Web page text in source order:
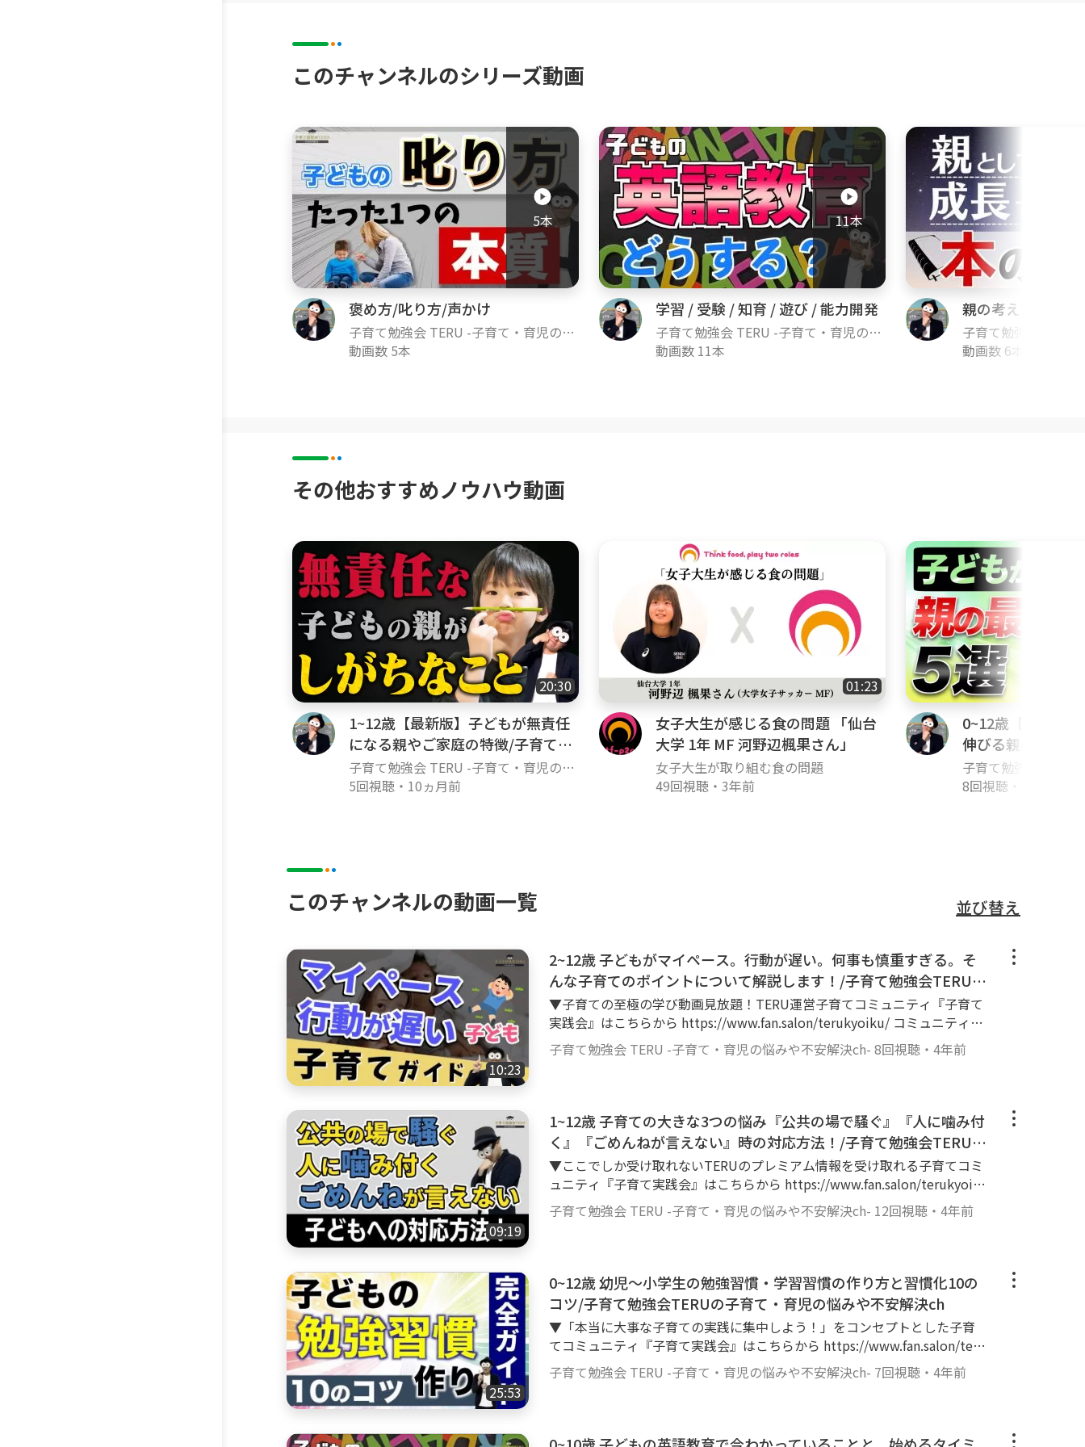
中。
お世話になってきた幼児教室に迷惑をかけないために、SNSやYouTubeではゴーグルをつけ
発信しています😊
▼チャンネルで伝えていきたい想い
子育て・育児の勉強の方法は世の中にたくさんあります。赤ちゃん(乳児)〜幼児、小学生以降
の子育て・育児も含めて、いろんな学びはありますが、私はただ学べば良いわけではないと思
っています。学び＋心の安定を大切にしながら情報を得ていくことで、親子ともに無理のな
い。でもベストな成長を実現できると考えています。そんな親子の心を大切にしながら子育
て・育児について学び、不安や悩みを解消していける情報を発信していけるよう頑張ります！
▼このチャンネルの合言葉
『できる限りできる範囲で』
きる範囲で子どもと関わっていく。その方が子どもも安心できますし、親の不安も少しずつ解
・子育て・育児に自信がなくて不安や悩みを抱えているという方
・子どもの成長のためにできることを知りたいという方
・子育て・育児との向き合い方を知り、不安や悩みを解消したいという方
・子どものことを理解して良いコミュニケーションを取っていきたいという方
・育児の負担を減らしていきたいという方
・家庭でできる幼児教育や早期教育について知りたい方
・幼児期からの知育や育脳に興味がある方
・子どもの勉強、学習との付き合い方を学びたい方
▼どんな動画を投稿していくのか？
このチャンネルでは、様々な角度から、子育て・育児の不安やお悩みを解決することを目的と
していますので、基本は皆さんが子育てや育児の中で悩むこと。不安に思うことにフォーカス
このチャンネルのシリーズ動画
5本
褒め方/叱り方/声かけ
子育て勉強会 TERU -子育て・育児の悩
みや不安解決ch-
動画数 5本
11本
学習 / 受験 / 知育 / 遊び / 能力開発
子育て勉強会 TERU -子育て・育児の悩
みや不安解決ch-
動画数 11本
親の考え方 / あり
子育て勉強会 TERU
みや不安解決ch-
動画数 6本
その他おすすめノウハウ動画
20:30
1~12歳【最新版】子どもが無責任
になる親やご家庭の特徴/子育て勉
強会TERUの子育て・育児の悩みや
不安解決ch
子育て勉強会 TERU -子育て・育児の悩
みや不安解決ch-
5回視聴 ・ 10ヵ月前
01:23
女子大生が感じる食の問題 「仙台
大学 1年 MF 河野辺楓果さん」
女子大生が取り組む食の問題
49回視聴 ・ 3年前
0~12歳【子育て
伸びる親の最強
強会TERUの子育
不安解決ch
子育て勉強会 TERU
みや不安解決ch-
8回視聴
このチャンネルの動画一覧 並び替え
10:23
2~12歳 子どもがマイペース。行動が遅い。何事も慎重すぎる。そ
んな子育てのポイントについて解説します！/子育て勉強会TERUの
子育て・育児の悩みや不安解決ch
▼子育ての至極の学び動画見放題！TERU運営子育てコミュニティ『子育て
実践会』はこちらから https://www.fan.salon/terukyoiku/ コミュニティ参
加のご質問・ご相談は各種SNSのDMにお気軽に下さいね！もしSNSが難し
ければ、Goody!TVのコメント欄にご質問下さい😊 ▼TERUのSNS等の活動
る親御さん向けに、子育てや育児、幼児教育、知育、育脳に関する情報を
専門家目線でお届けして、子育て・育児のお悩みや不安を解消していくチャ
ンネルです！ ▼今回の動画の概要 今回は『マイペースな子どもの子育ての
仕方』について解説していきたいと思います！お子様がマイペース、行動
が遅い、慎重すぎる。ということに悩まれている方は本当に多いですよ
ね。私も情報発信を始めて、皆さんからのご相談を受ける中で、これほどの
しさせて頂きますので、最後までご覧頂けたら嬉しいです！ ▼目次 00:00
概要 00:52 マイペースは短所なのか？ 03:25 マイペースの王道のトレーニ
ング 05:43 マイペースな子の2つのトレーニング ▼チャンネルで伝えていき
たい想い 子育て・育児の勉強の方法は世の中にたくさんあります。赤ちゃ
ん(乳児)〜幼児、小学生以降の子育て・育児も含めて、いろんな学びはあり
ますが、私はただ学べば良いわけではないと思っています。学び＋心の安定
子育て勉強会 TERU -子育て・育児の悩みや不安解決ch- 8回視聴 ・ 4年前
09:19
1~12歳 子育ての大きな3つの悩み『公共の場で騒ぐ』『人に噛み付
く』『ごめんねが言えない』時の対応方法！/子育て勉強会TERUの
子育て・育児の悩みや不安解決ch
▼ここでしか受け取れないTERUのプレミアム情報を受け取れる子育てコミ
ュニティ『子育て実践会』はこちらから https://www.fan.salon/terukyoik
u/ コミュニティ参加のご質問・ご相談は各種SNSのDMにお気軽に下さい
ね！もしSNSが難しければ、Goody!TVのコメント欄にご質問下さい😊 ▼T
の子育てをされている親御さん向けに、子育てや育児、幼児教育、知育、
育脳に関する情報を専門家目線でお届けして、子育て・育児のお悩みや不安
を解消していくチャンネルです！ ▼今回の動画の概要 今回は子育てのお悩
みとしてよく聞く、『公共の場で騒ぐ』『人に噛み付く』『ごめんねが言
えない』ということについて、この動画で1つ1つ対応方法を解説していき
たいと思います！今まさに悩んでいる方も、これからそのような状況が起
子育て勉強会 TERU -子育て・育児の悩みや不安解決ch- 12回視聴 ・ 4年前
25:53
0~12歳 幼児〜小学生の勉強習慣・学習習慣の作り方と習慣化10の
コツ/子育て勉強会TERUの子育て・育児の悩みや不安解決ch
▼「本当に大事な子育ての実践に集中しよう！」をコンセプトとした子育
てコミュニティ『子育て実践会』はこちらから https://www.fan.salon/teru
kyoiku/ コミュニティ参加のご質問・ご相談は各種SNSのDMにお気軽に下
さいね！もしSNSが難しければ、Goody!TVのコメント欄にご質問下さい😊
2歳の子育てをされている親御さん向けに、子育てや育児、幼児教育、知
子育て勉強会 TERU -子育て・育児の悩みや不安解決ch- 7回視聴 ・ 4年前